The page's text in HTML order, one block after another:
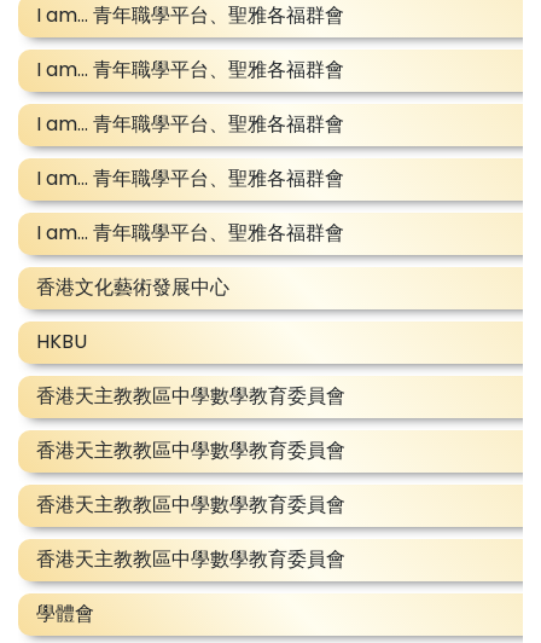
I am... 青年職學平台、聖雅各福群會
I am... 青年職學平台、聖雅各福群會
I am... 青年職學平台、聖雅各福群會
I am... 青年職學平台、聖雅各福群會
I am... 青年職學平台、聖雅各福群會
香港文化藝術發展中心
HKBU
香港天主教教區中學數學教育委員會
香港天主教教區中學數學教育委員會
香港天主教教區中學數學教育委員會
香港天主教教區中學數學教育委員會
學體會